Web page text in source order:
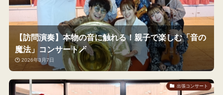
【訪問演奏】本物の音に触れる！親子で楽しむ「音の
魔法」コンサート🪄
2026年3月7日
出張コンサート